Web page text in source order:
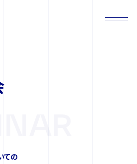
ての